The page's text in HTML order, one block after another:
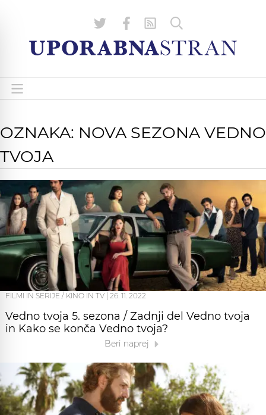
OZNAKA: NOVA SEZONA VEDNO
TVOJA
FILMI IN SERIJE / KINO IN TV 26. 11. 2022
Vedno tvoja 5. sezona / Zadnji del Vedno tvoja
in Kako se konča Vedno tvoja?
Beri naprej